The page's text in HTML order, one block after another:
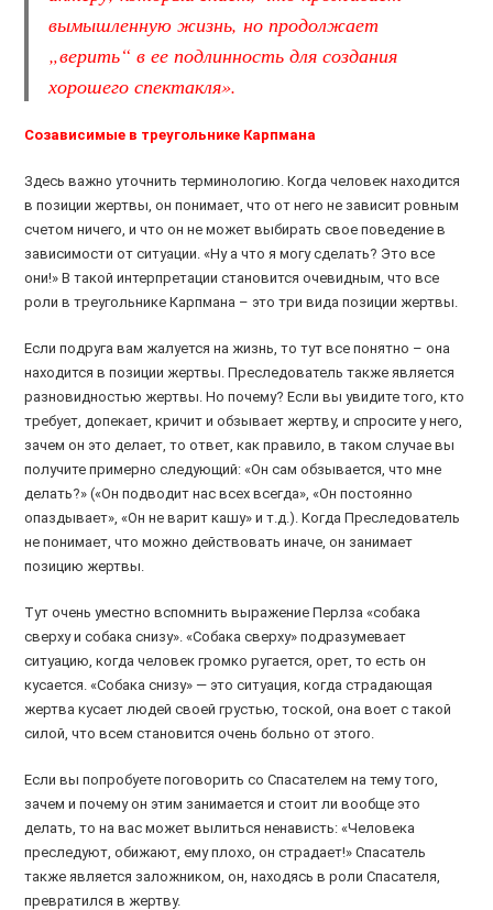
вымышленную жизнь, но продолжает
„верить“ в ее подлинность для создания
хорошего спектакля».
Созависимые в треугольнике Карпмана
Здесь важно уточнить терминологию. Когда человек находится
в позиции жертвы, он понимает, что от него не зависит ровным
счетом ничего, и что он не может выбирать свое поведение в
зависимости от ситуации. «Ну а что я могу сделать? Это все
они!» В такой интерпретации становится очевидным, что все
роли в треугольнике Карпмана – это три вида позиции жертвы.
Если подруга вам жалуется на жизнь, то тут все понятно – она
находится в позиции жертвы. Преследователь также является
разновидностью жертвы. Но почему? Если вы увидите того, кто
требует, допекает, кричит и обзывает жертву, и спросите у него,
зачем он это делает, то ответ, как правило, в таком случае вы
получите примерно следующий: «Он сам обзывается, что мне
делать?» («Он подводит нас всех всегда», «Он постоянно
опаздывает», «Он не варит кашу» и т.д.). Когда Преследователь
не понимает, что можно действовать иначе, он занимает
позицию жертвы.
Тут очень уместно вспомнить выражение Перлза «собака
сверху и собака снизу». «Собака сверху» подразумевает
ситуацию, когда человек громко ругается, орет, то есть он
кусается. «Собака снизу» — это ситуация, когда страдающая
жертва кусает людей своей грустью, тоской, она воет с такой
силой, что всем становится очень больно от этого.
Если вы попробуете поговорить со Спасателем на тему того,
зачем и почему он этим занимается и стоит ли вообще это
делать, то на вас может вылиться ненависть: «Человека
преследуют, обижают, ему плохо, он страдает!» Спасатель
также является заложником, он, находясь в роли Спасателя,
превратился в жертву.